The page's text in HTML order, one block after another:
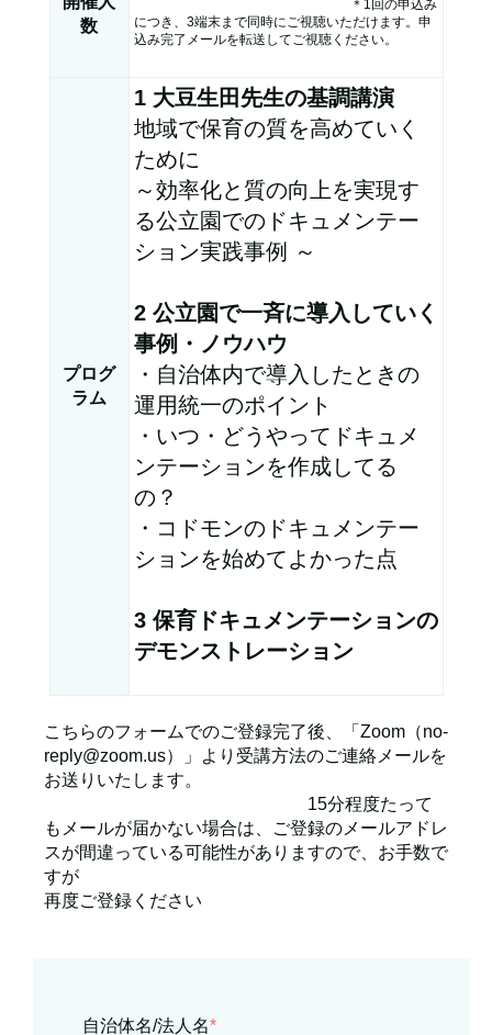
数
＊1回の申込み
につき、3端末まで同時にご視聴いただけます。申
込み完了メールを転送してご視聴ください。
プログ
ラム
1 大豆生田先生の基調講演
地域で保育の質を高めていく
ために
～効率化と質の向上を実現す
る公立園でのドキュメンテー
ション実践事例 ～
2 公立園で一斉に導入していく
事例・ノウハウ​
・自治体内で導入したときの
運用統一のポイント​
・いつ・どうやってドキュメ
ンテーションを作成してる
の？​
・コドモンのドキュメンテー
ションを始めてよかった点​
3 保育ドキュメンテーションの
デモンストレーション
こちらのフォームでのご登録完了後、「Zoom（no-
reply@zoom.us）」より受講方法のご連絡メールを
お送りいたします。
15分程度たって
もメールが届かない場合は、ご登録のメールアドレ
スが間違っている可能性がありますので、お手数で
すが
再度ご登録ください
自治体名/法人名*